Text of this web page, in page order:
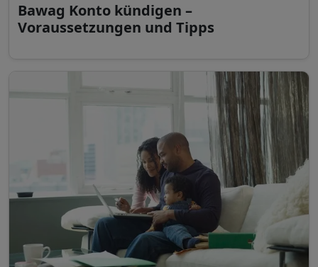
Bawag Konto kündigen –
Voraussetzungen und Tipps